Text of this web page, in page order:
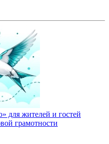
для жителей и гостей
грамотности